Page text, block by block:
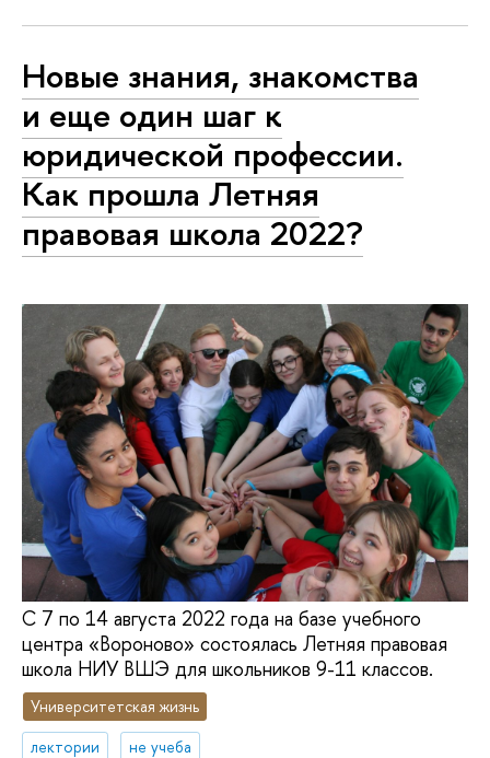
Новые знания, знакомства
и еще один шаг к
юридической профессии.
Как прошла Летняя
правовая школа 2022?
С 7 по 14 августа 2022 года на базе учебного
центра «Вороново» состоялась Летняя правовая
школа НИУ ВШЭ для школьников 9-11 классов.
Университетская жизнь
лектории
не учеба